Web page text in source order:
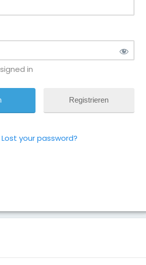
in
Registrieren
Lost your password?